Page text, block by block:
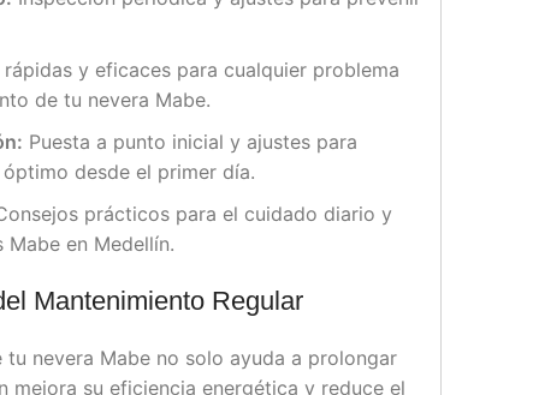
rápidas y eficaces para cualquier problema
de tu nevera Mabe.
Puesta a punto inicial y ajustes para
desde el primer día.
prácticos para el cuidado diario y
Mabe en Medellín.
Mantenimiento Regular
tu nevera Mabe no solo ayuda a prolongar
mejora su eficiencia energética y reduce el